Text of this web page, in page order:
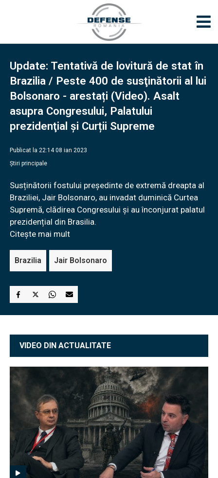
Update: Tentativă de lovitură de stat în
Brazilia / Peste 400 de susţinătorii al lui
Bolsonaro - arestați (Video). Asalt
asupra Congresului, Palatului
prezidenţial şi Curții Supreme
Publicat la 22:14 08 ian 2023
Știri principale
Susținătorii fostului președinte de extremă dreapta al
Braziliei, Jair Bolsonaro, au invadat duminică Curtea
Supremă, clădirea Congresului și au înconjurat palatul
prezidențial din Brasilia.
Citește mai mult
Brazilia Jair Bolsonaro
VIDEO DIN ACTUALITATE